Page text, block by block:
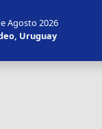
Agosto 2026
Uruguay